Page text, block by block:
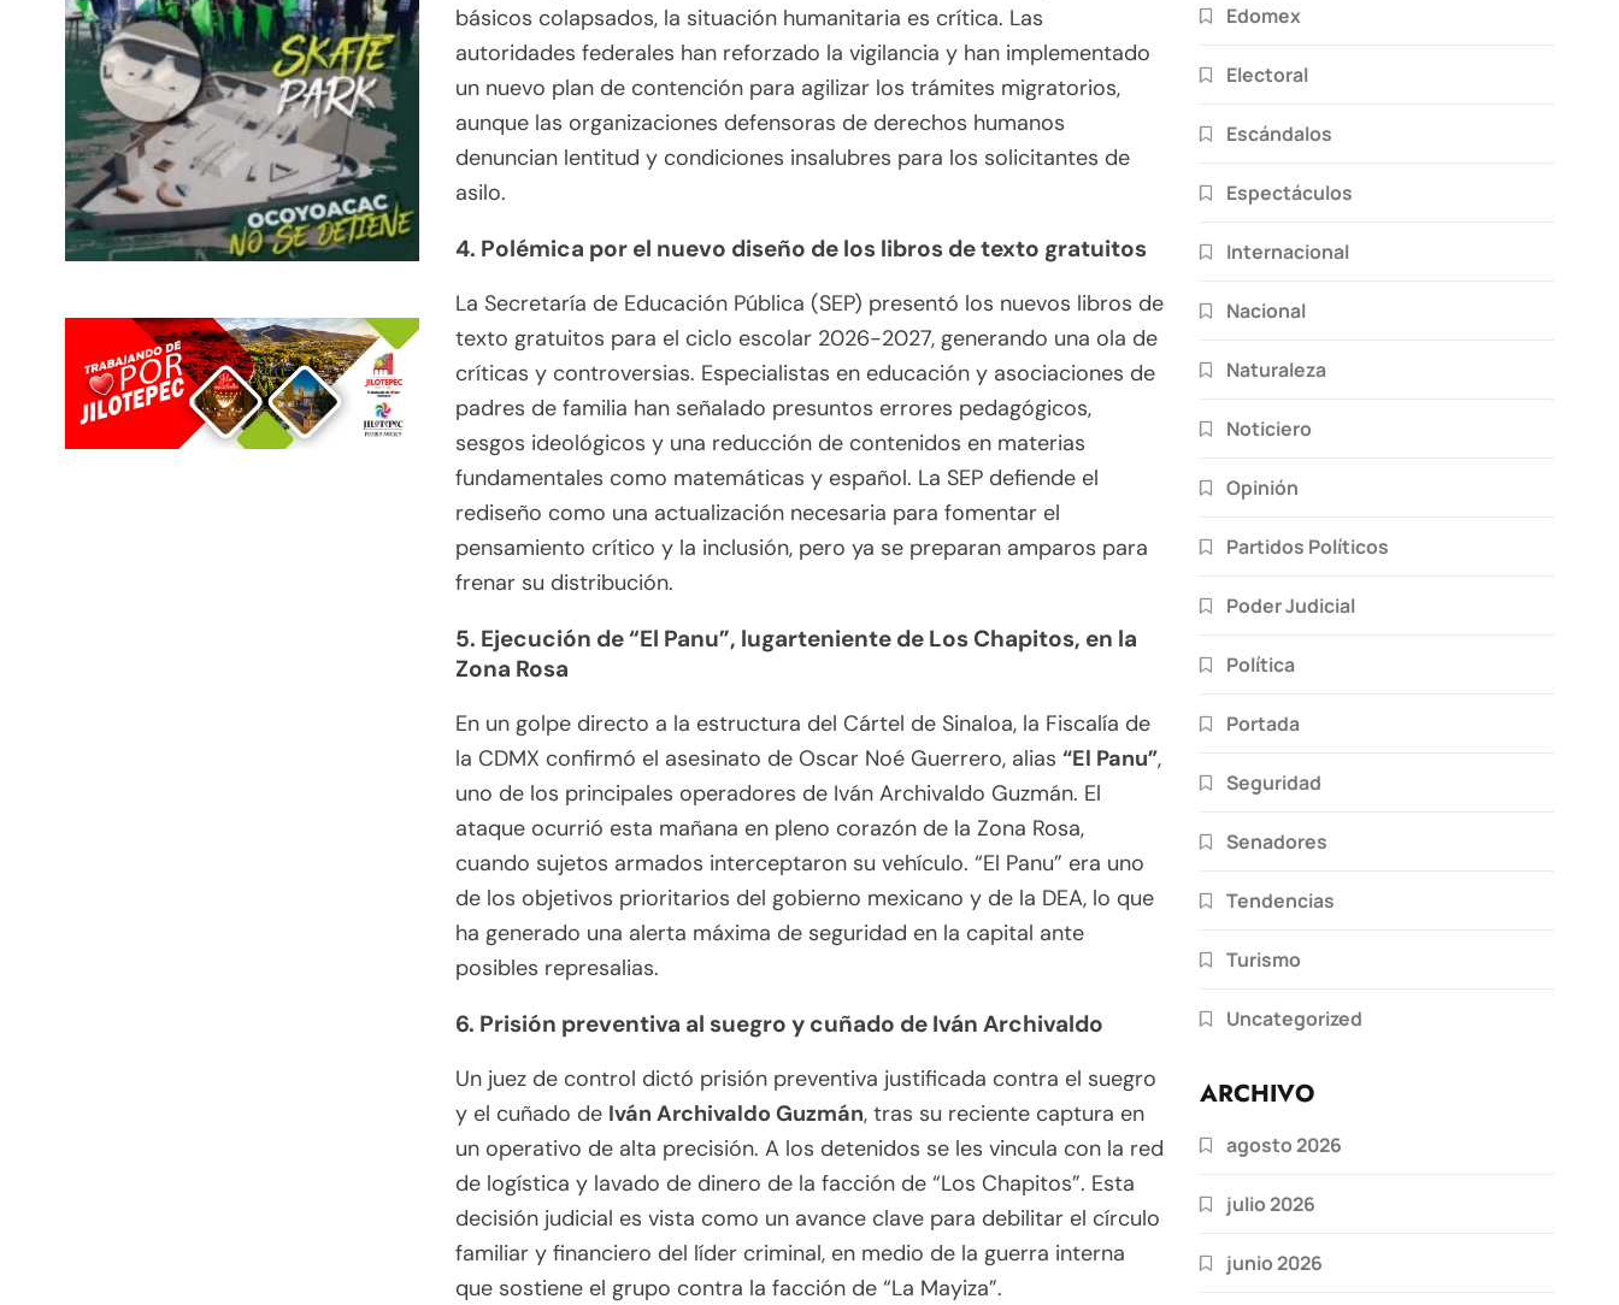
básicos colapsados, la situación humanitaria es crítica. Las
autoridades federales han reforzado la vigilancia y han implementado
un nuevo plan de contención para agilizar los trámites migratorios,
aunque las organizaciones defensoras de derechos humanos
denuncian lentitud y condiciones insalubres para los solicitantes de
asilo.
4. Polémica por el nuevo diseño de los libros de texto gratuitos
La Secretaría de Educación Pública (SEP) presentó los nuevos libros de
texto gratuitos para el ciclo escolar 2026-2027, generando una ola de
críticas y controversias. Especialistas en educación y asociaciones de
padres de familia han señalado presuntos errores pedagógicos,
sesgos ideológicos y una reducción de contenidos en materias
fundamentales como matemáticas y español. La SEP defiende el
rediseño como una actualización necesaria para fomentar el
pensamiento crítico y la inclusión, pero ya se preparan amparos para
frenar su distribución.
5. Ejecución de “El Panu”, lugarteniente de Los Chapitos, en la
Zona Rosa
En un golpe directo a la estructura del Cártel de Sinaloa, la Fiscalía de
la CDMX confirmó el asesinato de Oscar Noé Guerrero, alias “El Panu”,
uno de los principales operadores de Iván Archivaldo Guzmán. El
ataque ocurrió esta mañana en pleno corazón de la Zona Rosa,
cuando sujetos armados interceptaron su vehículo. “El Panu” era uno
de los objetivos prioritarios del gobierno mexicano y de la DEA, lo que
ha generado una alerta máxima de seguridad en la capital ante
posibles represalias.
6. Prisión preventiva al suegro y cuñado de Iván Archivaldo
Un juez de control dictó prisión preventiva justificada contra el suegro
y el cuñado de Iván Archivaldo Guzmán, tras su reciente captura en
un operativo de alta precisión. A los detenidos se les vincula con la red
de logística y lavado de dinero de la facción de “Los Chapitos”. Esta
decisión judicial es vista como un avance clave para debilitar el círculo
familiar y financiero del líder criminal, en medio de la guerra interna
que sostiene el grupo contra la facción de “La Mayiza”.
Edomex
Electoral
Escándalos
Espectáculos
Internacional
Nacional
Naturaleza
Noticiero
Opinión
Partidos Políticos
Poder Judicial
Política
Portada
Seguridad
Senadores
Tendencias
Turismo
Uncategorized
ARCHIVO
agosto 2026
julio 2026
junio 2026